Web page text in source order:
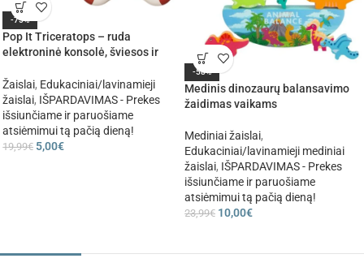
-75%
Pop It Triceratops – ruda
elektroninė konsolė, šviesos ir
Žaislai, Edukaciniai/lavinamieji
žaislai, IŠPARDAVIMAS - Prekes
išsiunčiame ir paruošiame
atsiėmimui tą pačią dieną!
19,99€ 5,00€
-58%
Medinis dinozaurų balansavimo
žaidimas vaikams
Mediniai žaislai,
Edukaciniai/lavinamieji mediniai
žaislai, IŠPARDAVIMAS - Prekes
išsiunčiame ir paruošiame
atsiėmimui tą pačią dieną!
23,99€ 10,00€